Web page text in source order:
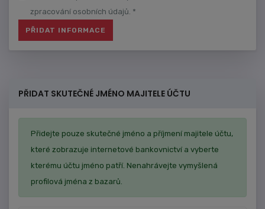
zpracování osobních údajů. *
PŘIDAT SKUTEČNÉ JMÉNO MAJITELE ÚČTU
Přidejte pouze skutečné jméno a příjmení majitele účtu,
které zobrazuje internetové bankovnictví a vyberte
kterému účtu jméno patří. Nenahrávejte vymyšlená
profilová jména z bazarů.